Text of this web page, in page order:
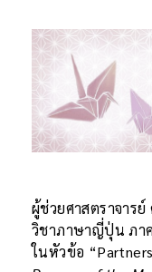
ผู้ช่วยศาสตราจาร
วิชาภาษาญี่ปุ่น ภา
ในหัวข้อ